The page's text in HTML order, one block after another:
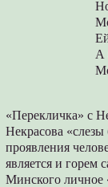
А
«Перекличка» с
Некрасова
проявления
является и горем
Минского личное